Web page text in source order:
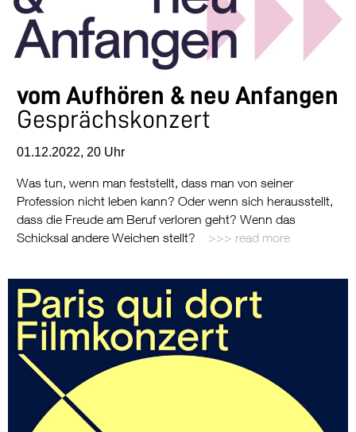
vom Aufhören & neu Anfangen
Gesprächskonzert
01.12.2022, 20 Uhr
Was tun, wenn man feststellt, dass man von seiner
Profession nicht leben kann? Oder wenn sich herausstellt,
dass die Freude am Beruf verloren geht? Wenn das
Schicksal andere Weichen stellt?
read more